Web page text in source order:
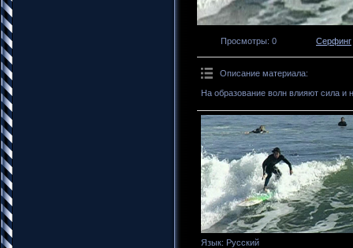
Просмотры: 0 Серфинг
Описание материала:
На образование волн влияют сила
Язык: Русский